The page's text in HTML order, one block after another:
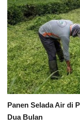
Kesehatan
Layanan Publik
Perempuan/Anak
Panen Selada Air di
Dua Bulan